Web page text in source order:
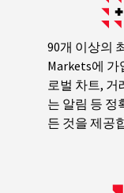
90개 이상의
Markets에 가
로벌 차트, 거
는 알림 등 정
든 것을 제공